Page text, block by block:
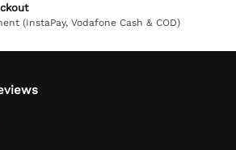
(InstaPay, Vodafone Cash & COD)